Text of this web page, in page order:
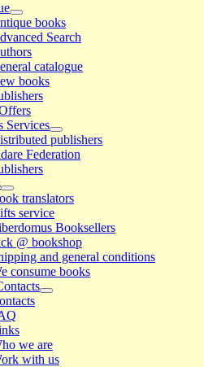
books
Search
catalogue
books
Services
publishers
Federation
translators
service
Booksellers
@ bookshop
and general conditions
consume books
we are
with us